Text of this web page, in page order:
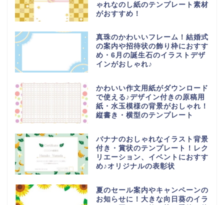
ゃれなのし紙のテンプレート素材
がおすすめ！
真珠のかわいいフレーム！結婚式
の案内や招待状の飾り枠におすす
め・6月の誕生石のイラストデザ
インがおしゃれ♪
かわいい作文用紙がダウンロード
で使える♪デザイン付きの原稿用
紙・水玉模様の背景がおしゃれ！
縦書き・横型のテンプレート
バナナのおしゃれなイラスト背景
付き・賞状のテンプレート！レク
リエーション、イベントにおすす
め♪オリジナルの表彰状
夏のセール案内やキャンペーンの
お知らせに！大きな向日葵のイラ